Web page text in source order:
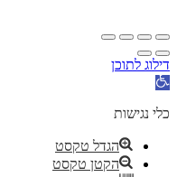
דילוג לתוכן
פתח
נגישות
כלי נגישות
הגדל טקסט
הקטן טקסט